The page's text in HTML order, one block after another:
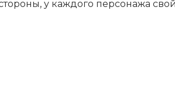
у каждого персонажа